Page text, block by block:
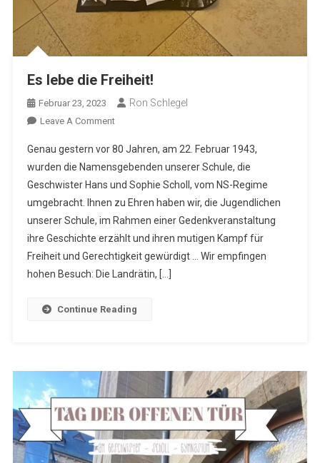
Es lebe die Freiheit!
Februar 23, 2023 Ron Schlegel
Leave A CommentOn
Lebe
Die
Freiheit!
Genau gestern vor 80 Jahren, am 22. Februar 1943,
wurden die Namensgebenden unserer Schule, die
Geschwister Hans und Sophie Scholl, vom NS-Regime
umgebracht. Ihnen zu Ehren haben wir, die Jugendlichen
unserer Schule, im Rahmen einer Gedenkveranstaltung
ihre Geschichte erzählt und ihren mutigen Kampf für
Freiheit und Gerechtigkeit gewürdigt … Wir empfingen
hohen Besuch: Die Landrätin, […]
Continue Reading